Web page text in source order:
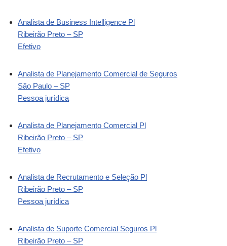
Analista de Business Intelligence Pl
Ribeirão Preto – SP
Efetivo
Analista de Planejamento Comercial de Seguros
São Paulo – SP
Pessoa jurídica
Analista de Planejamento Comercial Pl
Ribeirão Preto – SP
Efetivo
Analista de Recrutamento e Seleção Pl
Ribeirão Preto – SP
Pessoa jurídica
Analista de Suporte Comercial Seguros Pl
Ribeirão Preto – SP